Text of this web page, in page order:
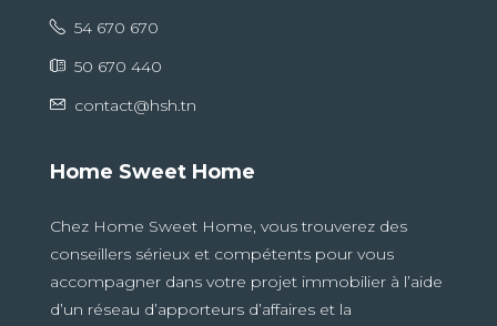
54 670 670
50 670 440
contact@hsh.tn
Home Sweet Home
Chez Home Sweet Home, vous trouverez des
conseillers sérieux et compétents pour vous
accompagner dans votre projet immobilier à l’aide
d’un réseau d’apporteurs d’affaires et la